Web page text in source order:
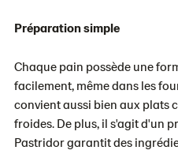
Préparation simple
Chaque pain possède une
facilement, même dans les
convient aussi bien aux plats
froides. De plus, il s'agit d'un
Pastridor garantit des